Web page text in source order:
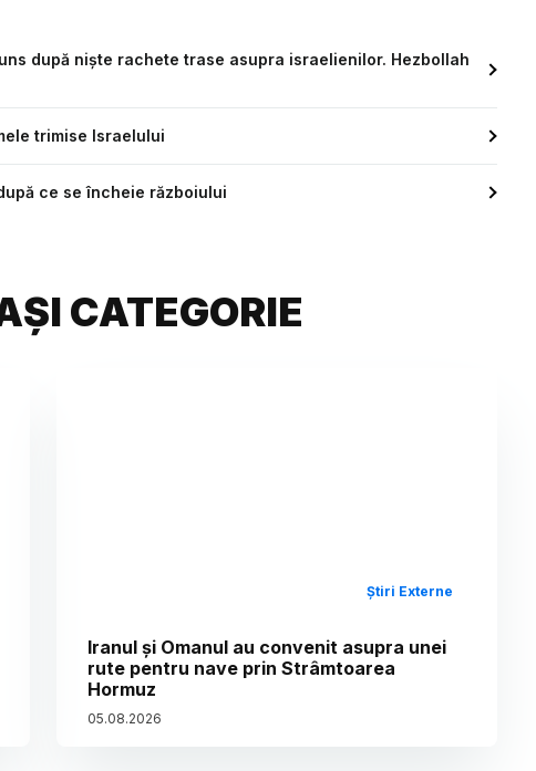
după niște rachete trase asupra israelienilor. Hezbollah
trimise Israelului
ce se încheie războiului
CATEGORIE
Știri Externe
Iranul și Omanul au convenit asupra unei
rute pentru nave prin Strâmtoarea
Hormuz
05.08.2026